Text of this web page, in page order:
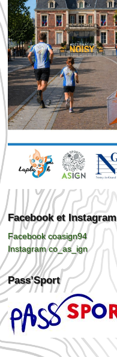
Facebook et Instagram
Facebook coasign94
Instagram co_as_ign
Pass’Sport